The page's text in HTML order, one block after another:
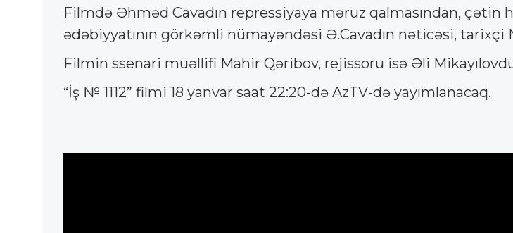
Filmdə Əhməd Cavadın repressiyaya məruz qalmasından, çətin
ədəbiyyatının görkəmli nümayəndəsi Ə.Cavadın nəticəsi,
Filmin ssenari müəllifi Mahir Qəribov, rejissoru isə Əli
“İş № 1112” filmi 18 yanvar saat 22:20-də AzTV-də yayımlanacaq.